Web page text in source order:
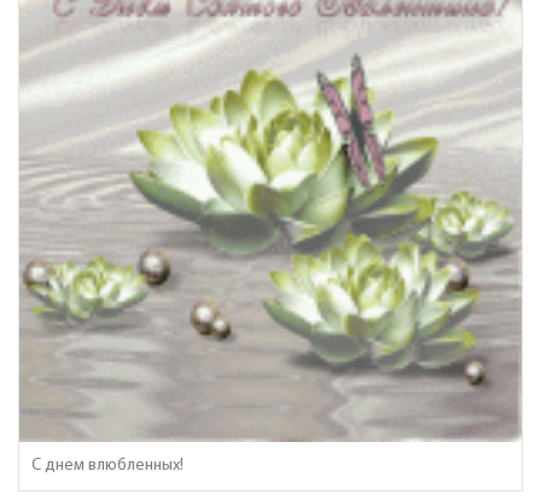
С днем влюбленных!